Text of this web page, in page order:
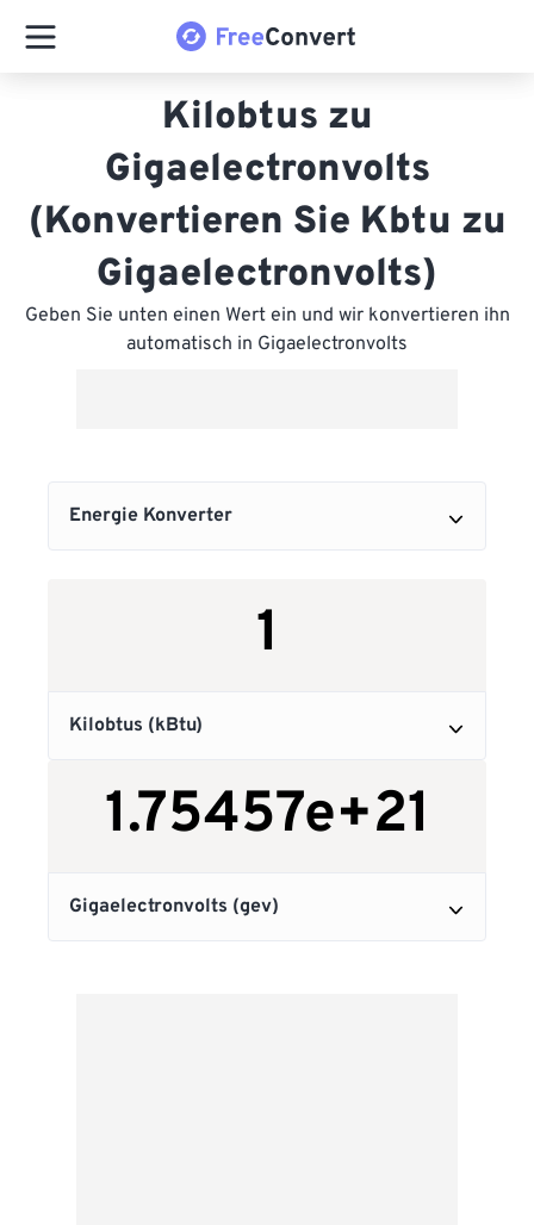
Kilobtus zu
Gigaelectronvolts
(Konvertieren Sie Kbtu zu
Gigaelectronvolts)
Geben Sie unten einen Wert ein und wir konvertieren ihn
automatisch in Gigaelectronvolts